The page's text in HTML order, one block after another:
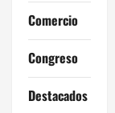
Comercio
Congreso
Destacados